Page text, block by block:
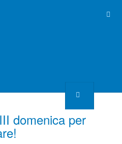
domenica per